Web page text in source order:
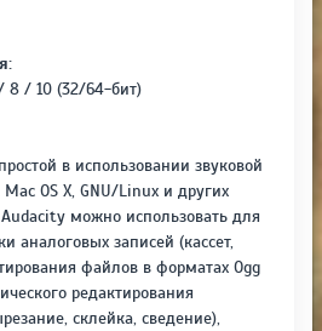
8 / 10 (32/64-бит)
в использовании звуковой
OS X, GNU/Linux и других
можно использовать для
аналоговых записей (кассет,
файлов в форматах Ogg
редактирования
склейка, сведение),